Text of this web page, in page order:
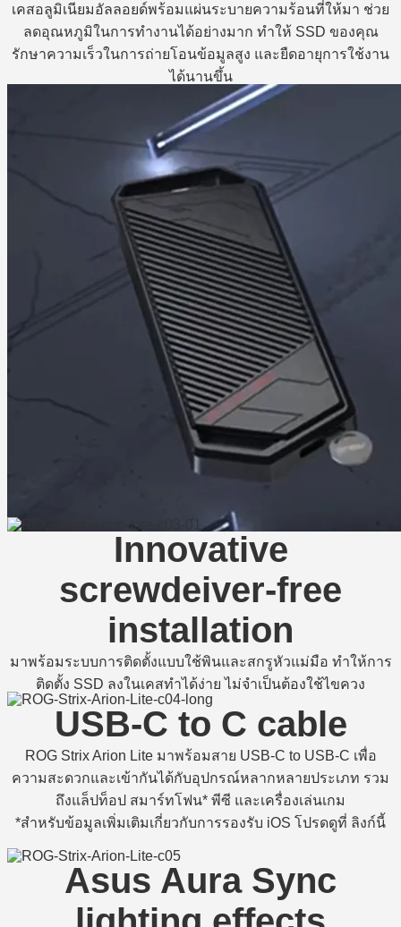
เคสอลูมิเนียมอัลลอยด์พร้อมแผ่นระบายความร้อนที่ให้มา ช่วย
ลดอุณหภูมิในการทำงานได้อย่างมาก ทำให้ SSD ของคุณ
รักษาความเร็วในการถ่ายโอนข้อมูลสูง และยืดอายุการใช้งาน
ได้นานขึ้น
Innovative
screwdeiver-free
installation
มาพร้อมระบบการติดตั้งแบบใช้พินและสกรูหัวแม่มือ ทำให้การ
ติดตั้ง SSD ลงในเคสทำได้ง่าย ไม่จำเป็นต้องใช้ไขควง
USB-C to C cable
ROG Strix Arion Lite มาพร้อมสาย USB-C to USB-C เพื่อ
ความสะดวกและเข้ากันได้กับอุปกรณ์หลากหลายประเภท รวม
ถึงแล็ปท็อป สมาร์ทโฟน* พีซี และเครื่องเล่นเกม
*สำหรับข้อมูลเพิ่มเติมเกี่ยวกับการรองรับ iOS โปรดดูที่ ลิงก์นี้
Asus Aura Sync